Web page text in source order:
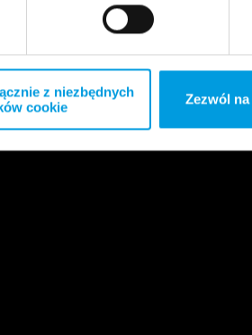
z niezbędnych
cookie
Zezwól